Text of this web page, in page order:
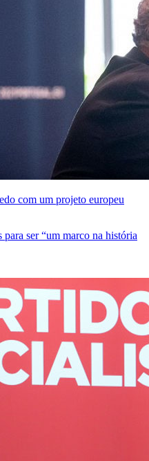
com um projeto europeu
ser “um marco na história